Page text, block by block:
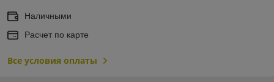
Наличными
Расчет по карте
Все условия оплаты